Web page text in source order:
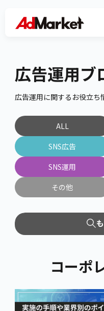
広告運用ブ
広告運用に関するお役立ち
ALL
SNS広告
SNS運用
その他
Web広告
リスティング広告
ディスプレイ広告
コーポ